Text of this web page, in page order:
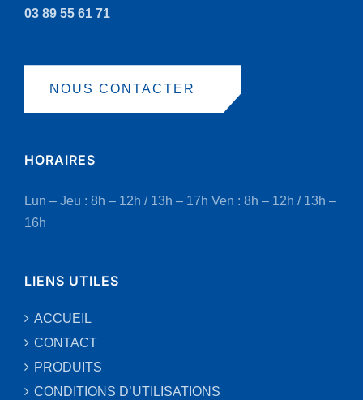
03 89 55 61 71
NOUS CONTACTER
HORAIRES
Lun – Jeu : 8h – 12h / 13h – 17h Ven : 8h – 12h / 13h –
16h
LIENS UTILES
ACCUEIL
CONTACT
PRODUITS
CONDITIONS D’UTILISATIONS